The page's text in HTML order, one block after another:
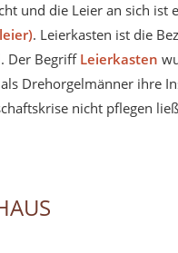
und die Leier an sich ist
. Leierkasten ist die
Der BegriffLeierkasten
Drehorgelmänner ihre
nicht pflegen